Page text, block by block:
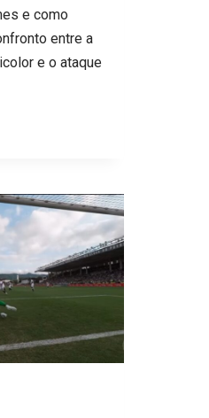
e como
entre a
e o ataque